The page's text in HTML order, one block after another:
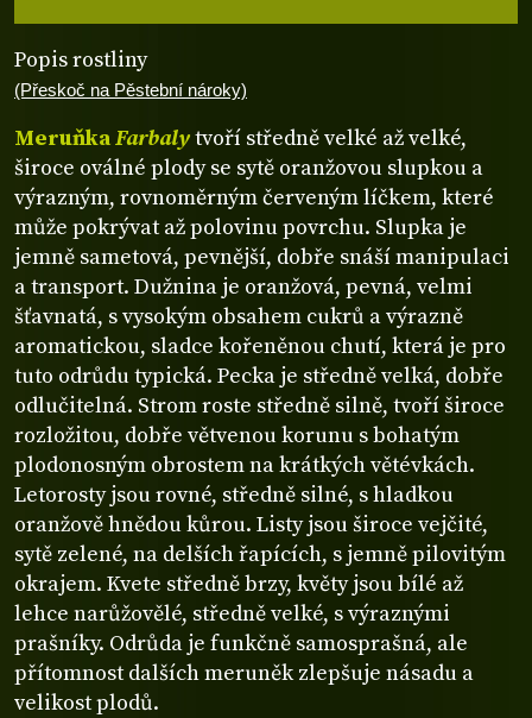
Popis rostliny
(Přeskoč na Pěstební nároky)
MeruňkaFarbalytvoří středně velké až velké,
široce oválné plody se sytě oranžovou slupkou a
výrazným, rovnoměrným červeným líčkem, které
může pokrývat až polovinu povrchu. Slupka je
jemně sametová, pevnější, dobře snáší manipulaci
a transport. Dužnina je oranžová, pevná, velmi
šťavnatá, s vysokým obsahem cukrů a výrazně
aromatickou, sladce kořeněnou chutí, která je pro
tuto odrůdu typická. Pecka je středně velká, dobře
odlučitelná. Strom roste středně silně, tvoří široce
rozložitou, dobře větvenou korunu s bohatým
plodonosným obrostem na krátkých větévkách.
Letorosty jsou rovné, středně silné, s hladkou
oranžově hnědou kůrou. Listy jsou široce vejčité,
sytě zelené, na delších řapících, s jemně pilovitým
okrajem. Kvete středně brzy, květy jsou bílé až
lehce narůžovělé, středně velké, s výraznými
prašníky. Odrůda je funkčně samosprašná, ale
přítomnost dalších meruněk zlepšuje násadu a
velikost plodů.